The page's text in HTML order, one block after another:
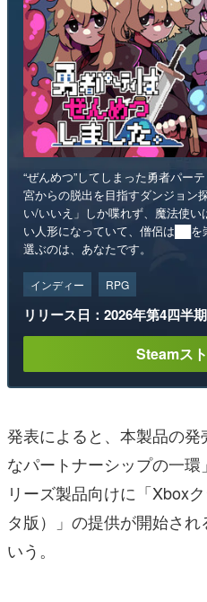
“ぜんめつ”してしまった勇者パー
宮からの脱出を目指すダンジョン
い/いいえ」しか喋れず、魔法使
い人形になっていて、僧侶は██
選ぶのは、あなたです。
インディー RPG
リリース日：2026年第4四半期
Steamス
発表によると、本製品の
なパートナーシップの一
リーズ製品向けに「Xbox
タ版）」の提供が開始さ
いう。